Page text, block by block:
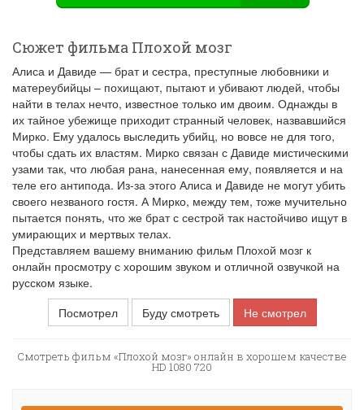
Сюжет фильма Плохой мозг
Алиса и Давиде — брат и сестра, преступные любовники и
матереубийцы – похищают, пытают и убивают людей, чтобы
найти в телах нечто, известное только им двоим. Однажды в
их тайное убежище приходит странный человек, назвавшийся
Мирко. Ему удалось выследить убийц, но вовсе не для того,
чтобы сдать их властям. Мирко связан с Давиде мистическими
узами так, что любая рана, нанесенная ему, появляется и на
теле его антипода. Из-за этого Алиса и Давиде не могут убить
своего незваного гостя. А Мирко, между тем, тоже мучительно
пытается понять, что же брат с сестрой так настойчиво ищут в
умирающих и мертвых телах.
Представляем вашему вниманию фильм Плохой мозг к
онлайн просмотру с хорошим звуком и отличной озвучкой на
русском языке.
Посмотрел
Буду смотреть Не смотрел
Смотреть фильм «Плохой мозг» онлайн в хорошем качестве
HD 1080 720